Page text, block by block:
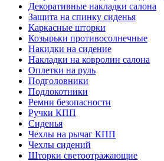
Декоративные накладки салона
Защита на спинку сиденья
Каркасные шторки
Козырьки противосолнечные
Накидки на сидение
Накладки на ковролин салона
Оплетки на руль
Подголовники
Подлокотники
Ремни безопасности
Ручки КПП
Сиденья
Чехлы на рычаг КПП
Чехлы сидений
Шторки светоотражающие